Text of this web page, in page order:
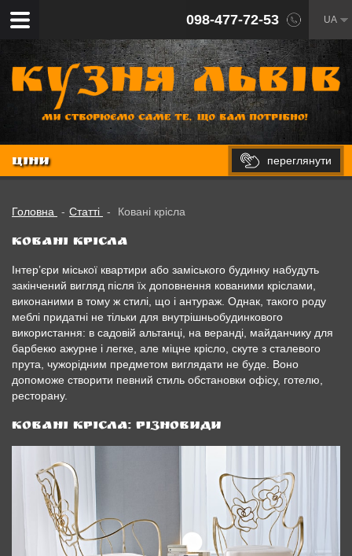
UA
098-477-72-53
ЦІНИ переглянути
Головна - Статті - Ковані крісла
Ковані крісла
Інтер’єри міської квартири або заміського будинку набудуть
закінчений вигляд після їх доповнення кованими кріслами,
виконаними в тому ж стилі, що і антураж. Однак, такого роду
меблі придатні не тільки для внутрішньобудинкового
використання: в садовій альтанці, на веранді, майданчику для
барбекю ажурне і легке, але міцне крісло, скуте з сталевого
прута, чужорідним предметом виглядати не буде. Воно
допоможе створити певний стиль обстановки офісу, готелю,
ресторану.
Ковані крісла: різновиди